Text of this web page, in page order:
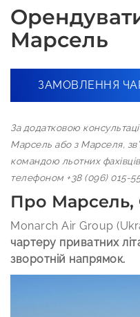
Марсель
ЗАМОВЛЕННЯ
За додатковою
Марсель або з Марселя,
командою льотних
телефоном +38 (096) 015-
Про Марсель,
Monarch Air Group
чартеру приватних
зворотній напрямок.